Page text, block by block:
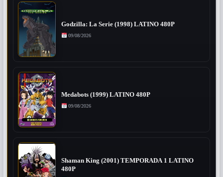
Godzilla: La Serie (1998) LATINO 480P
09/08/2026
Medabots (1999) LATINO 480P
09/08/2026
Shaman King (2001) TEMPORADA 1 LATINO
480P